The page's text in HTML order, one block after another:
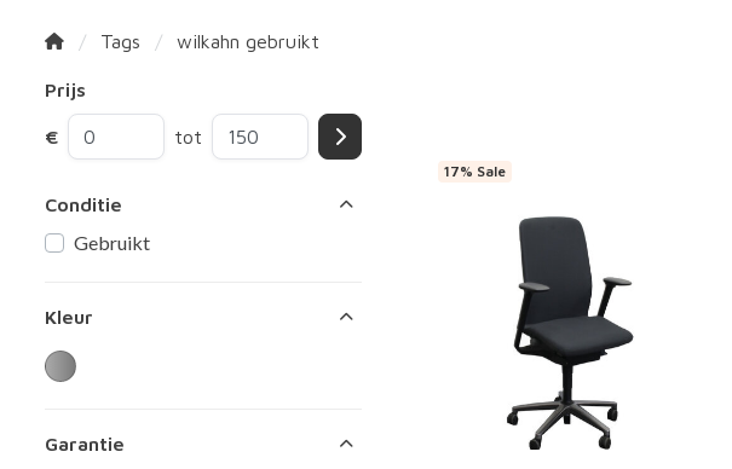
Tags wilkahn gebruikt
Prijs
€ tot
Conditie
Gebruikt
Kleur
Garantie
17% Sale